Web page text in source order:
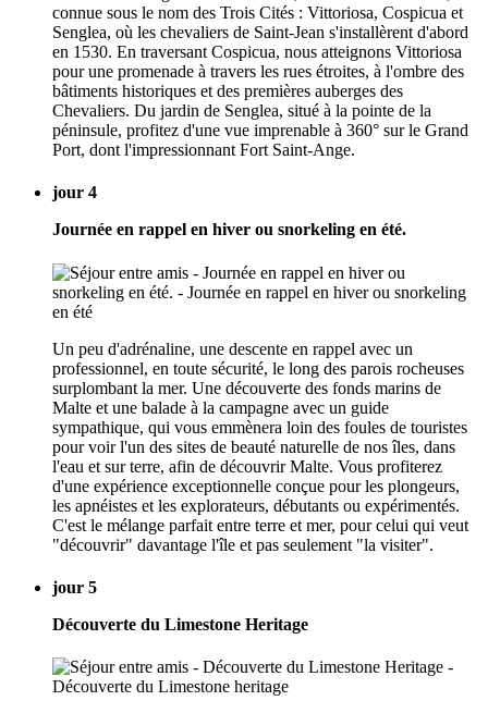
connue sous le nom des Trois Cités : Vittoriosa, Cospicua et
Senglea, où les chevaliers de Saint-Jean s'installèrent d'abord
en 1530. En traversant Cospicua, nous atteignons Vittoriosa
pour une promenade à travers les rues étroites, à l'ombre des
bâtiments historiques et des premières auberges des
Chevaliers. Du jardin de Senglea, situé à la pointe de la
péninsule, profitez d'une vue imprenable à 360° sur le Grand
Port, dont l'impressionnant Fort Saint-Ange.
jour 4
Journée en rappel en hiver ou snorkeling en été.
Un peu d'adrénaline, une descente en rappel avec un
professionnel, en toute sécurité, le long des parois rocheuses
surplombant la mer. Une découverte des fonds marins de
Malte et une balade à la campagne avec un guide
sympathique, qui vous emmènera loin des foules de touristes
pour voir l'un des sites de beauté naturelle de nos îles, dans
l'eau et sur terre, afin de découvrir Malte. Vous profiterez
d'une expérience exceptionnelle conçue pour les plongeurs,
les apnéistes et les explorateurs, débutants ou expérimentés.
C'est le mélange parfait entre terre et mer, pour celui qui veut
"découvrir" davantage l'île et pas seulement "la visiter".
jour 5
Découverte du Limestone Heritage